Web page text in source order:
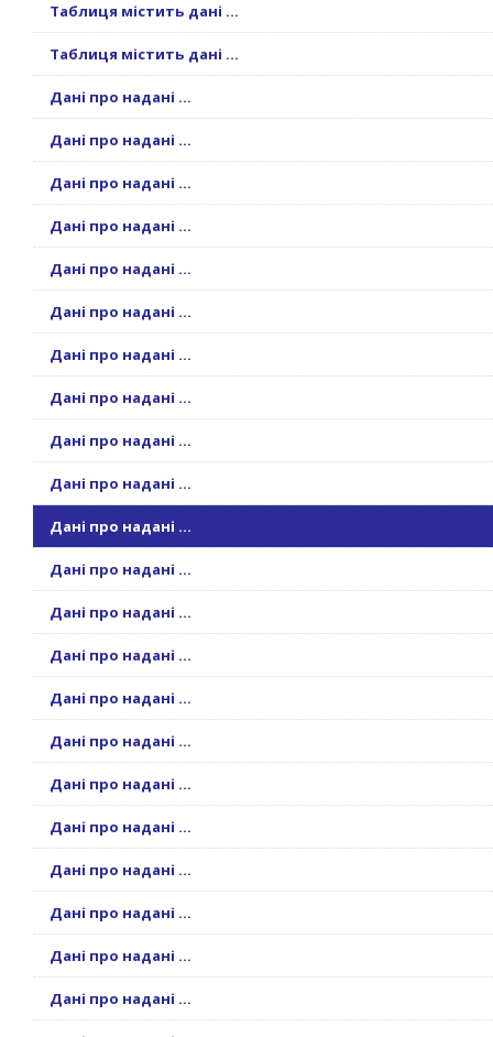
Таблиця містить дані ...
Таблиця містить дані ...
Дані про надані ...
Дані про надані ...
Дані про надані ...
Дані про надані ...
Дані про надані ...
Дані про надані ...
Дані про надані ...
Дані про надані ...
Дані про надані ...
Дані про надані ...
Дані про надані ...
Дані про надані ...
Дані про надані ...
Дані про надані ...
Дані про надані ...
Дані про надані ...
Дані про надані ...
Дані про надані ...
Дані про надані ...
Дані про надані ...
Дані про надані ...
Дані про надані ...